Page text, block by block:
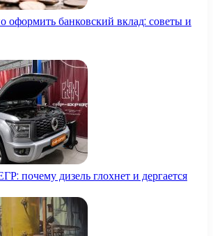
оформить банковский вклад: советы и
почему дизель глохнет и дергается